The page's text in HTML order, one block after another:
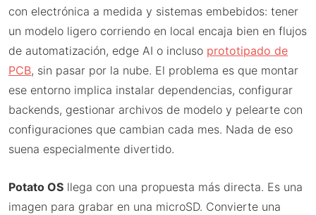
con electrónica a medida y sistemas embebidos: tener
un modelo ligero corriendo en local encaja bien en flujos
de automatización, edge AI o incluso prototipado de
PCB, sin pasar por la nube. El problema es que montar
ese entorno implica instalar dependencias, configurar
backends, gestionar archivos de modelo y pelearte con
configuraciones que cambian cada mes. Nada de eso
suena especialmente divertido.
Potato OS llega con una propuesta más directa. Es una
imagen para grabar en una microSD. Convierte una